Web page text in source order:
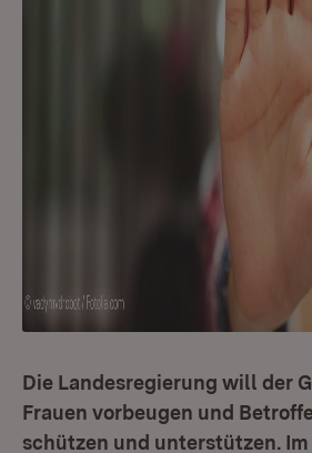
Die Landesregierung will der
Frauen vorbeugen und
schützen und unterstützen.